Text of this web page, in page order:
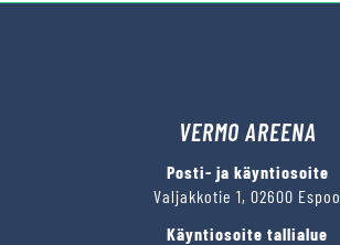
VERMO AREENA
Posti- ja käyntiosoite
Valjakkotie 1, 02600 Espoo
Käyntiosoite tallialue